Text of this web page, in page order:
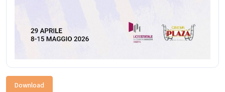
Download